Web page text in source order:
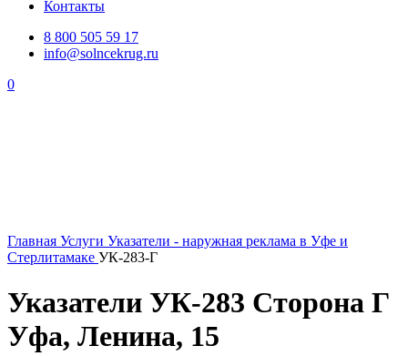
Контакты
8 800 505 59 17
info@solncekrug.ru
0
Главная Услуги Указатели - наружная реклама в Уфе и
Стерлитамаке УК-283-Г
Указатели УК-283 Сторона Г
Уфа, Ленина, 15